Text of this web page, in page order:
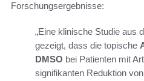
Forschungsergebnisse:
„Eine klinische Studie aus
gezeigt, dass die topische
DMSO bei Patienten mit
signifikanten Reduktion